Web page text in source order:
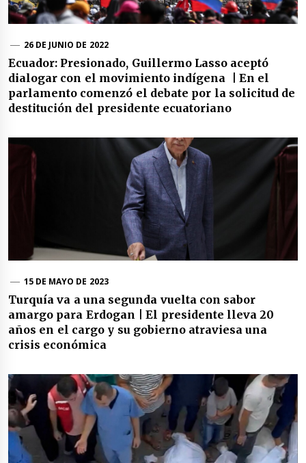
26 DE JUNIO DE 2022
Ecuador: Presionado, Guillermo Lasso aceptó
dialogar con el movimiento indígena | En el
parlamento comenzó el debate por la solicitud de
destitución del presidente ecuatoriano
15 DE MAYO DE 2023
Turquía va a una segunda vuelta con sabor
amargo para Erdogan | El presidente lleva 20
años en el cargo y su gobierno atraviesa una
crisis económica